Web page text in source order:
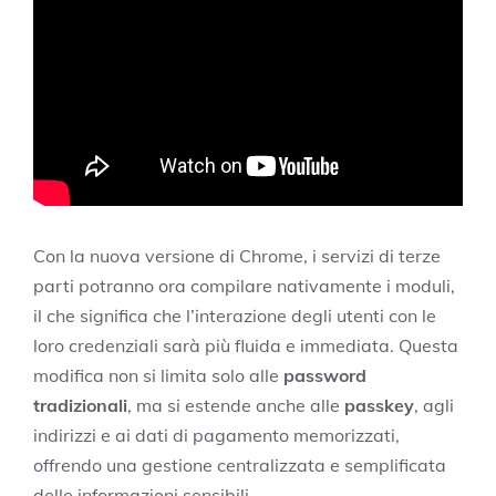
Con la nuova versione di Chrome, i servizi di terze
parti potranno ora compilare nativamente i moduli,
il che significa che l’interazione degli utenti con le
loro credenziali sarà più fluida e immediata. Questa
modifica non si limita solo alle password
tradizionali, ma si estende anche alle passkey, agli
indirizzi e ai dati di pagamento memorizzati,
offrendo una gestione centralizzata e semplificata